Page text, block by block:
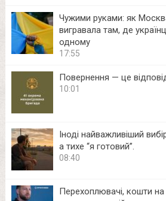
Чужими руками: як
вигравала там, де
одному
17:55
Повернення — це
10:01
Іноді найважливіший
а тихе “я готовий”.
08:40
Перехоплювачі, кошти на